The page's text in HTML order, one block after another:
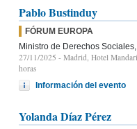
Pablo Bustinduy
FÓRUM EUROPA
Ministro de Derechos
27/11/2025 - Madrid, Hotel
horas
Información del evento
Yolanda Díaz Pérez